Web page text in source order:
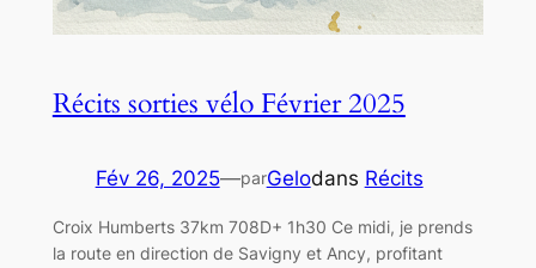
Récits sorties vélo Février 2025
Fév 26, 2025—parGelodans Récits
Croix Humberts 37km 708D+ 1h30 Ce midi, je prends
la route en direction de Savigny et Ancy, profitant